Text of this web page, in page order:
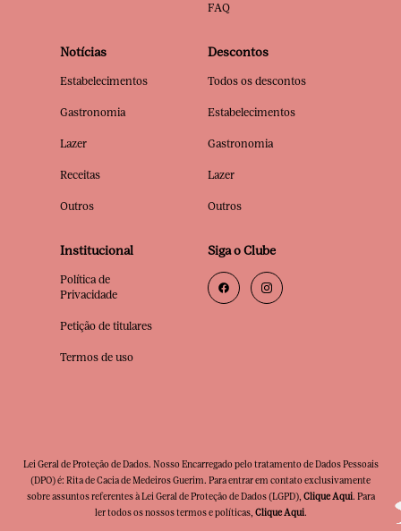
FAQ
Notícias
Estabelecimentos
Gastronomia
Lazer
Receitas
Outros
Descontos
Todos os descontos
Estabelecimentos
Gastronomia
Lazer
Outros
Institucional
Política de
Privacidade
Petição de titulares
Termos de uso
Siga o Clube
Lei Geral de Proteção de Dados. Nosso Encarregado pelo tratamento de Dados Pessoais
(DPO) é: Rita de Cacia de Medeiros Guerim. Para entrar em contato exclusivamente
sobre assuntos referentes à Lei Geral de Proteção de Dados (LGPD), Clique Aqui. Para
ler todos os nossos termos e políticas, Clique Aqui.